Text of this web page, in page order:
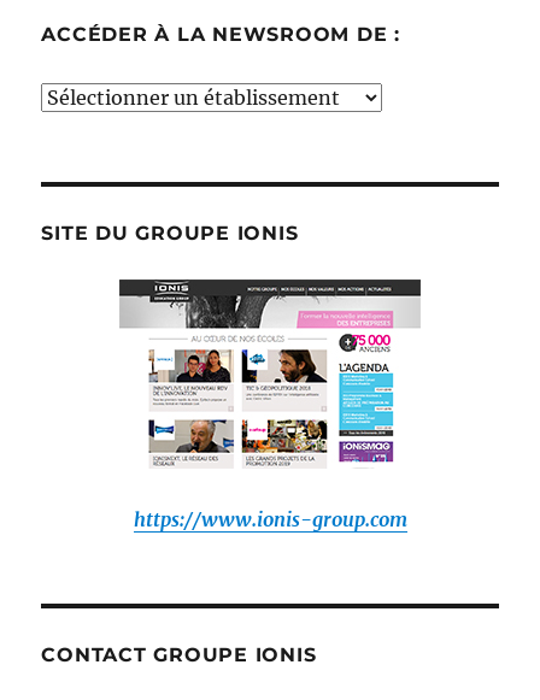
ACCÉDER À LA NEWSROOM DE :
Accéder
de
SITE DU GROUPE IONIS
https://www.ionis-group.com
CONTACT GROUPE IONIS